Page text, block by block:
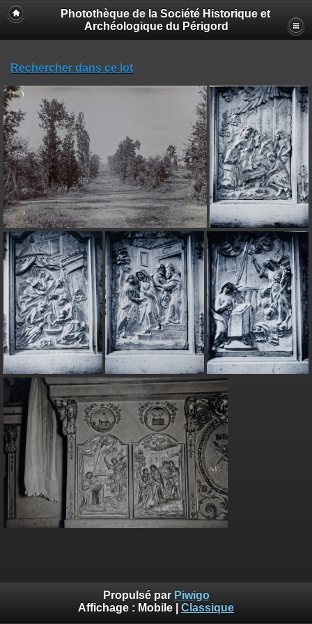
Photothèque de la Société Historique et
Archéologique du Périgord
Rechercher dans ce lot
Propulsé par Piwigo
Affichage : Mobile Classique